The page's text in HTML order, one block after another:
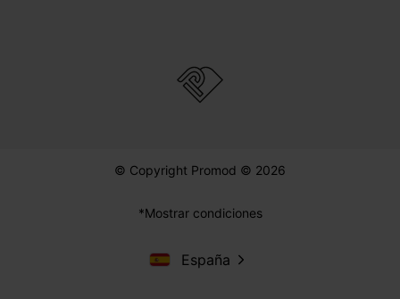
© Copyright Promod © 2026
*Mostrar condiciones
España